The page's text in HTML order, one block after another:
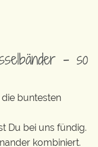
– so
buntesten
Du bei uns fündig.
kombiniert.